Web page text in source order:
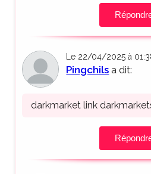
Le 22/04/2025 à
Pingchils a dit:
darkmarket link